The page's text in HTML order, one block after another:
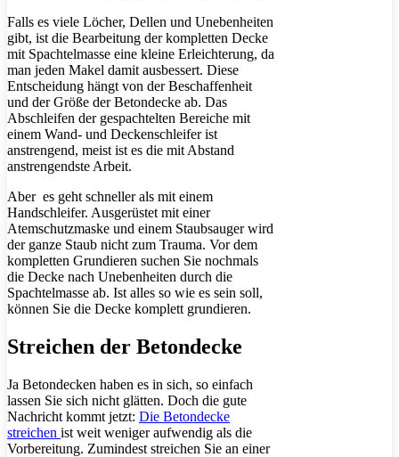
Falls es viele Löcher, Dellen und Unebenheiten
gibt, ist die Bearbeitung der kompletten Decke
mit Spachtelmasse eine kleine Erleichterung, da
man jeden Makel damit ausbessert. Diese
Entscheidung hängt von der Beschaffenheit
und der Größe der Betondecke ab. Das
Abschleifen der gespachtelten Bereiche mit
einem Wand- und Deckenschleifer ist
anstrengend, meist ist es die mit Abstand
anstrengendste Arbeit.
Aber es geht schneller als mit einem
Handschleifer. Ausgerüstet mit einer
Atemschutzmaske und einem Staubsauger wird
der ganze Staub nicht zum Trauma. Vor dem
kompletten Grundieren suchen Sie nochmals
die Decke nach Unebenheiten durch die
Spachtelmasse ab. Ist alles so wie es sein soll,
können Sie die Decke komplett grundieren.
Streichen der Betondecke
Ja Betondecken haben es in sich, so einfach
lassen Sie sich nicht glätten. Doch die gute
Nachricht kommt jetzt: Die Betondecke
streichen ist weit weniger aufwendig als die
Vorbereitung. Zumindest streichen Sie an einer